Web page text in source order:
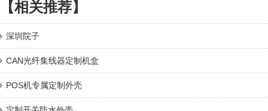
【相关推荐】
深圳院子
CAN光纤集线器定制机盒
POS机专属定制外壳